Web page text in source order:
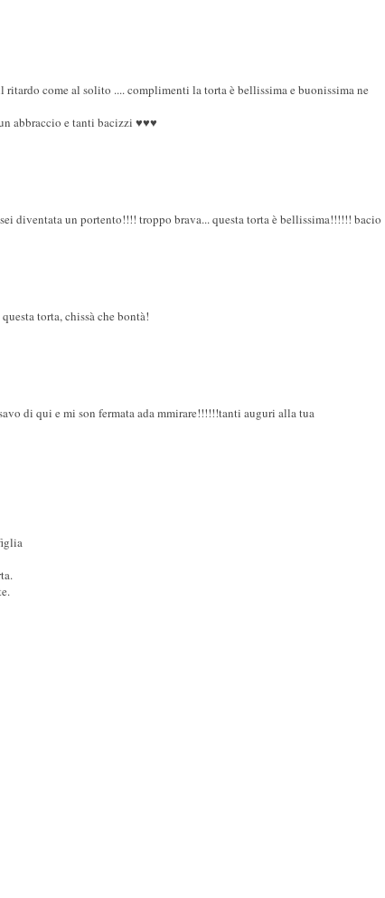
ritardo come al solito .... complimenti la torta è bellissima e buonissima ne
abbraccio e tanti bacizzi ♥♥♥
diventata un portento!!!! troppo brava... questa torta è bellissima!!!!!! bacio
torta, chissà che bontà!
di qui e mi son fermata ada mmirare!!!!!!tanti auguri alla tua